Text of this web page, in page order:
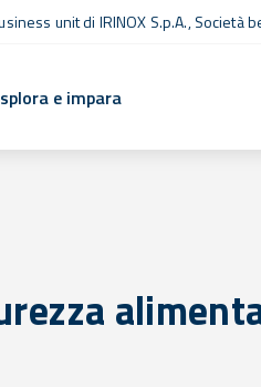
unit di IRINOX S.p.A.,Società
e impara